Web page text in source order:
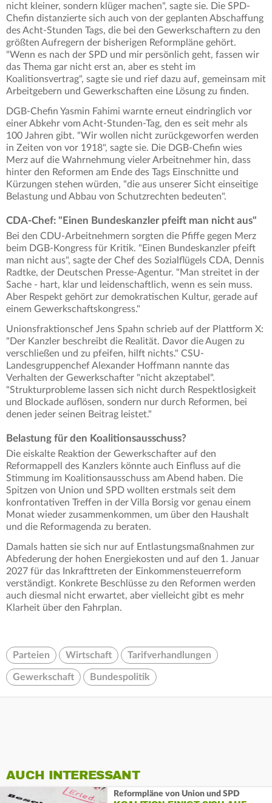
nicht kleiner, sondern klüger machen", sagte sie. Die SPD-
Chefin distanzierte sich auch von der geplanten Abschaffung
des Acht-Stunden Tags, die bei den Gewerkschaftern zu den
größten Aufregern der bisherigen Reformpläne gehört.
"Wenn es nach der SPD und mir persönlich geht, fassen wir
das Thema gar nicht erst an, aber es steht im
Koalitionsvertrag", sagte sie und rief dazu auf, gemeinsam mit
Arbeitgebern und Gewerkschaften eine Lösung zu finden.
DGB-Chefin Yasmin Fahimi warnte erneut eindringlich vor
einer Abkehr vom Acht-Stunden-Tag, den es seit mehr als
100 Jahren gibt. "Wir wollen nicht zurückgeworfen werden
in Zeiten von vor 1918", sagte sie. Die DGB-Chefin wies
Merz auf die Wahrnehmung vieler Arbeitnehmer hin, dass
hinter den Reformen am Ende des Tags Einschnitte und
Kürzungen stehen würden, "die aus unserer Sicht einseitige
Belastung und Abbau von Schutzrechten bedeuten".
CDA-Chef: "Einen Bundeskanzler pfeift man nicht aus"
Bei den CDU-Arbeitnehmern sorgten die Pfiffe gegen Merz
beim DGB-Kongress für Kritik. "Einen Bundeskanzler pfeift
man nicht aus", sagte der Chef des Sozialflügels CDA, Dennis
Radtke, der Deutschen Presse-Agentur. "Man streitet in der
Sache - hart, klar und leidenschaftlich, wenn es sein muss.
Aber Respekt gehört zur demokratischen Kultur, gerade auf
einem Gewerkschaftskongress."
Unionsfraktionschef Jens Spahn schrieb auf der Plattform X:
"Der Kanzler beschreibt die Realität. Davor die Augen zu
verschließen und zu pfeifen, hilft nichts." CSU-
Landesgruppenchef Alexander Hoffmann nannte das
Verhalten der Gewerkschafter "nicht akzeptabel".
"Strukturprobleme lassen sich nicht durch Respektlosigkeit
und Blockade auflösen, sondern nur durch Reformen, bei
denen jeder seinen Beitrag leistet."
Belastung für den Koalitionsausschuss?
Die eiskalte Reaktion der Gewerkschafter auf den
Reformappell des Kanzlers könnte auch Einfluss auf die
Stimmung im Koalitionsausschuss am Abend haben. Die
Spitzen von Union und SPD wollten erstmals seit dem
konfrontativen Treffen in der Villa Borsig vor genau einem
Monat wieder zusammenkommen, um über den Haushalt
und die Reformagenda zu beraten.
Damals hatten sie sich nur auf Entlastungsmaßnahmen zur
Abfederung der hohen Energiekosten und auf den 1. Januar
2027 für das Inkrafttreten der Einkommensteuerreform
verständigt. Konkrete Beschlüsse zu den Reformen werden
auch diesmal nicht erwartet, aber vielleicht gibt es mehr
Klarheit über den Fahrplan.
Parteien Wirtschaft Tarifverhandlungen
Gewerkschaft Bundespolitik
AUCH INTERESSANT
Reformpläne von Union und SPD